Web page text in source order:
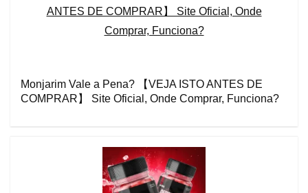
Monjarim Vale a Pena? 【VEJA ISTO ANTES DE
COMPRAR】 Site Oficial, Onde Comprar, Funciona?